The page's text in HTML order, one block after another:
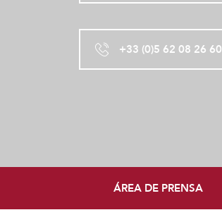
+33 (0)5 62 08 26 60
ÁREA DE PRENSA